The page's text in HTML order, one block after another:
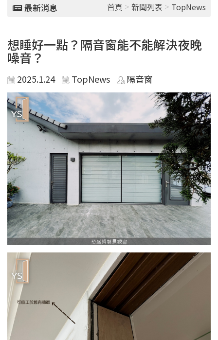
最新消息 首頁 > 新聞列表 > TopNews
想睡好一點？隔音窗能不能解決夜晚
噪音？
2025.1.24 TopNews 隔音窗